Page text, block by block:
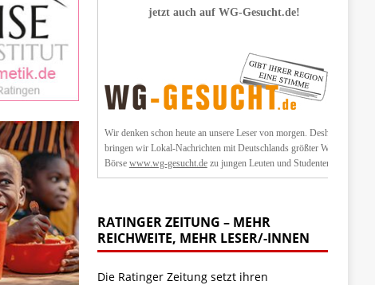
jetzt auch auf WG-Gesucht.de!
Wir denken schon heute an unsere Leser von morgen. Deshalb
bringen wir Lokal-Nachrichten mit Deutschlands größter WG-
Börse www.wg-gesucht.dezu jungen Leuten und Studenten.
RATINGER ZEITUNG – MEHR
REICHWEITE, MEHR LESER/-INNEN
Die Ratinger Zeitung setzt ihren